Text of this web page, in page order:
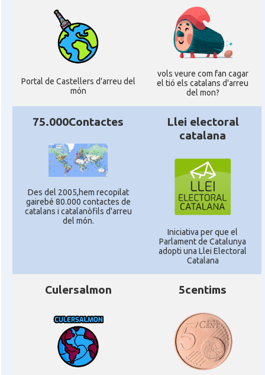
Portal de Castellers d'arreu del
món
vols veure com fan cagar
el tió els catalans d'arreu
del mon?
75.000Contactes
Des del 2005,hem recopilat
gairebé 80.000 contactes de
catalans i catalanòfils d'arreu
del món.
Llei electoral
catalana
Iniciativa per que el
Parlament de Catalunya
adopti una Llei Electoral
Catalana
Culersalmon 5centims